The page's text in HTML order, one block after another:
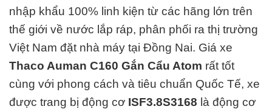
nhập khẩu 100% linh kiện từ các hãng lớn trên
thế giới về nước lắp ráp, phân phối ra thị trường
Việt Nam đặt nhà máy tại Đồng Nai. Giá xe
Thaco Auman C160 Gắn Cẩu Atom rất tốt
cùng với phong cách và tiêu chuẩn Quốc Tế, xe
được trang bị động cơ ISF3.8S3168 là động cơ